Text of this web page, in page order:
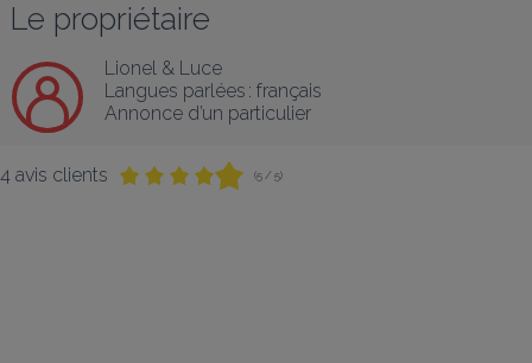
Le propriétaire
Lionel & Luce
Langues parlées : français
Annonce d’un particulier
4 avis clients (5 / 5)